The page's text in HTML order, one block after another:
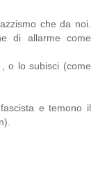
che da noi.
di allarme come
o lo subisci (come
e temono il